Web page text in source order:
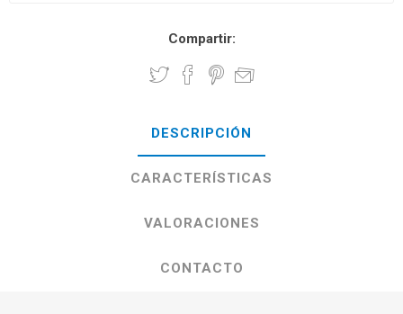
Compartir:
DESCRIPCIÓN
CARACTERÍSTICAS
VALORACIONES
CONTACTO